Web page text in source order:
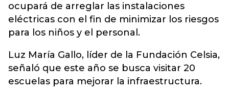
ocupará de arreglar las instalaciones
eléctricas con el fin de minimizar los riesgos
para los niños y el personal.
Luz María Gallo, líder de la Fundación Celsia,
señaló que este año se busca visitar 20
escuelas para mejorar la infraestructura.